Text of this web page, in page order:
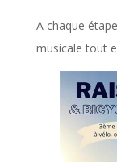
A chaque
musicale tout